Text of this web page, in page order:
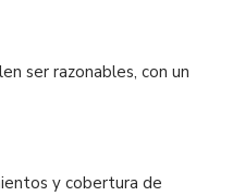
ser razonables, con un
y cobertura de